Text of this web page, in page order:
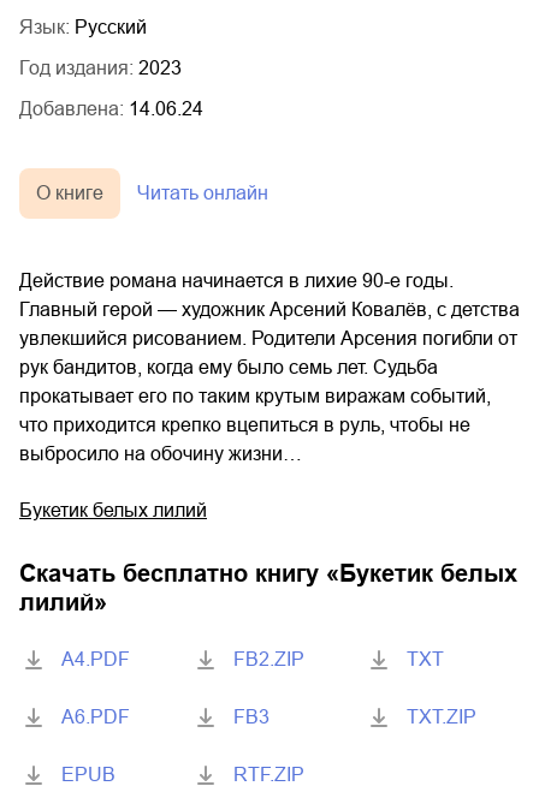
Язык: Русский
Год издания: 2023
Добавлена: 14.06.24
О книге Читать онлайн
Действие романа начинается в лихие 90-е годы.
Главный герой — художник Арсений Ковалёв, с детства
увлекшийся рисованием. Родители Арсения погибли от
рук бандитов, когда ему было семь лет. Судьба
прокатывает его по таким крутым виражам событий,
что приходится крепко вцепиться в руль, чтобы не
выбросило на обочину жизни…
Букетик белых лилий
Скачать бесплатно книгу « Букетик белых
лилий»
A4.PDF
A6.PDF
EPUB
FB2.ZIP
FB3
RTF.ZIP
TXT
TXT.ZIP